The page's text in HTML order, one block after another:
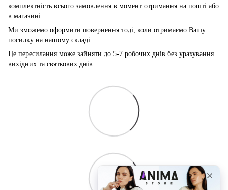
комплектність всього замовлення в момент отримання на пошті або
в магазині.
Ми зможемо оформити повернення тоді, коли отримаємо Вашу
посилку на нашому складі.
Це пересилання може зайняти до 5-7 робочих днів без урахування
вихідних та святкових днів.